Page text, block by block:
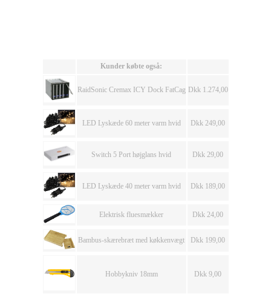
Kunder købte også:
RaidSonic Cremax ICY Dock FatCag Dkk 1.274,00
LED Lyskæde 60 meter varm hvid Dkk 249,00
Switch 5 Port højglans hvid Dkk 29,00
LED Lyskæde 40 meter varm hvid Dkk 189,00
Elektrisk fluesmækker Dkk 24,00
Bambus-skærebræt med køkkenvægt Dkk 199,00
Hobbykniv 18mm Dkk 9,00